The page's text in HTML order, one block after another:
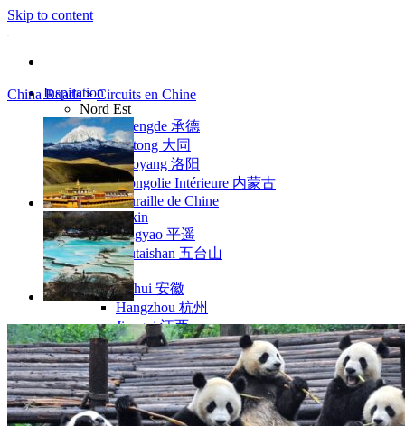
Skip to content
Inspiration
Nord Est
Chengde 承德
Datong 大同
Luoyang 洛阳
Mongolie Intérieure 内蒙古
Muraille de Chine
Pékin
Pingyao 平遥
Wutaishan 五台山
Côte Est
Anhui 安徽
Hangzhou 杭州
Jiangxi 江西
Montagnes Jaunes
Shandong 山东
Shanghai 上海
Suzhou 苏州
Nord Ouest
China Roads > Circuits en Chine